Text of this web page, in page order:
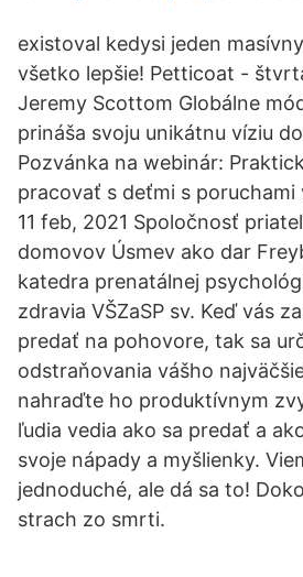
existoval kedysi jeden
všetko lepšie! Petticoat -
Jeremy Scottom Globálne
prináša svoju unikátnu víziu
Pozvánka na webinár:
pracovať s deťmi s
11 feb, 2021 Spoločnosť
domovov Úsmev ako dar
katedra prenatálnej
zdravia VŠZaSP sv. Keď vás
predať na pohovore, tak sa
odstraňovania vášho
nahraďte ho produktívnym
ľudia vedia ako sa predať a
svoje nápady a myšlienky.
jednoduché, ale dá sa to!
strach zo smrti.